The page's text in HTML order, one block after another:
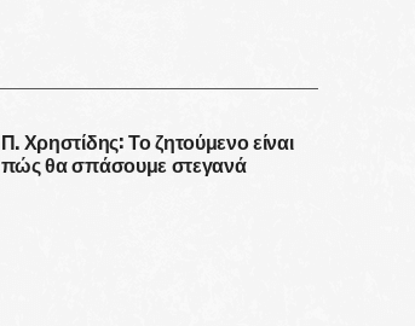
Π. Χρηστίδης: Το ζητούμενο είναι
πώς θα σπάσουμε στεγανά